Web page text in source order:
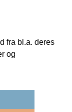
fra bl.a. deres
og